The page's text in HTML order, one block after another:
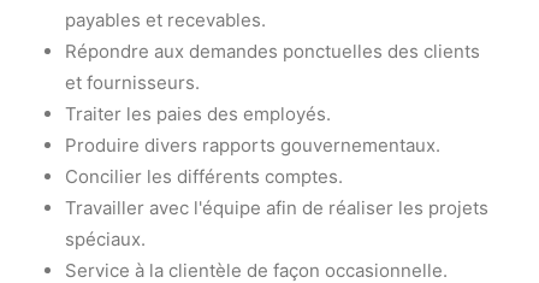
payables et recevables.
Répondre aux demandes ponctuelles des clients
et fournisseurs.
Traiter les paies des employés.
Produire divers rapports gouvernementaux.
Concilier les différents comptes.
Travailler avec l'équipe afin de réaliser les projets
spéciaux.
Service à la clientèle de façon occasionnelle.